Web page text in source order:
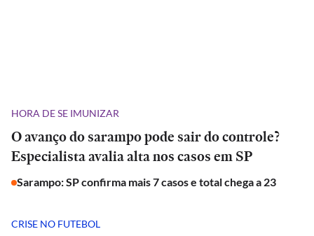
HORA DE SE IMUNIZAR
O avanço do sarampo pode sair do controle?
Especialista avalia alta nos casos em SP
Sarampo: SP confirma mais 7 casos e total chega a 23
CRISE NO FUTEBOL